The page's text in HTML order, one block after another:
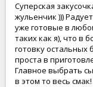
Суперская
жульенчик )))
уже готовые в
таких как я), что в
готовку остальных
проста в
Главное выбрать
в этом то весь смак!